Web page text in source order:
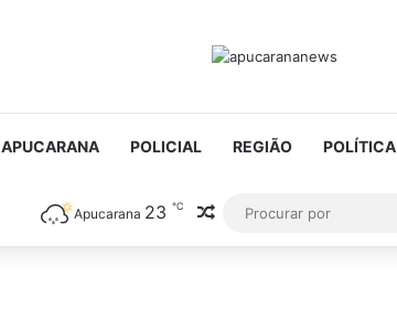
APUCARANA POLICIAL REGIÃO POLÍTICA
Apucarana 23 ℃ Artigo aleatório